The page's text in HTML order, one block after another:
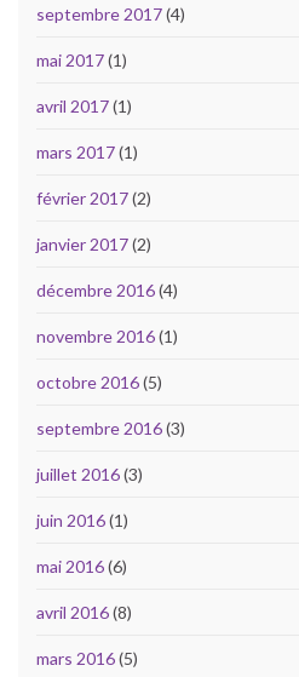
septembre 2017(4)
mai 2017(1)
avril 2017(1)
mars 2017(1)
février 2017(2)
janvier 2017(2)
décembre 2016(4)
novembre 2016(1)
octobre 2016(5)
septembre 2016(3)
juillet 2016(3)
juin 2016(1)
mai 2016(6)
avril 2016(8)
mars 2016(5)